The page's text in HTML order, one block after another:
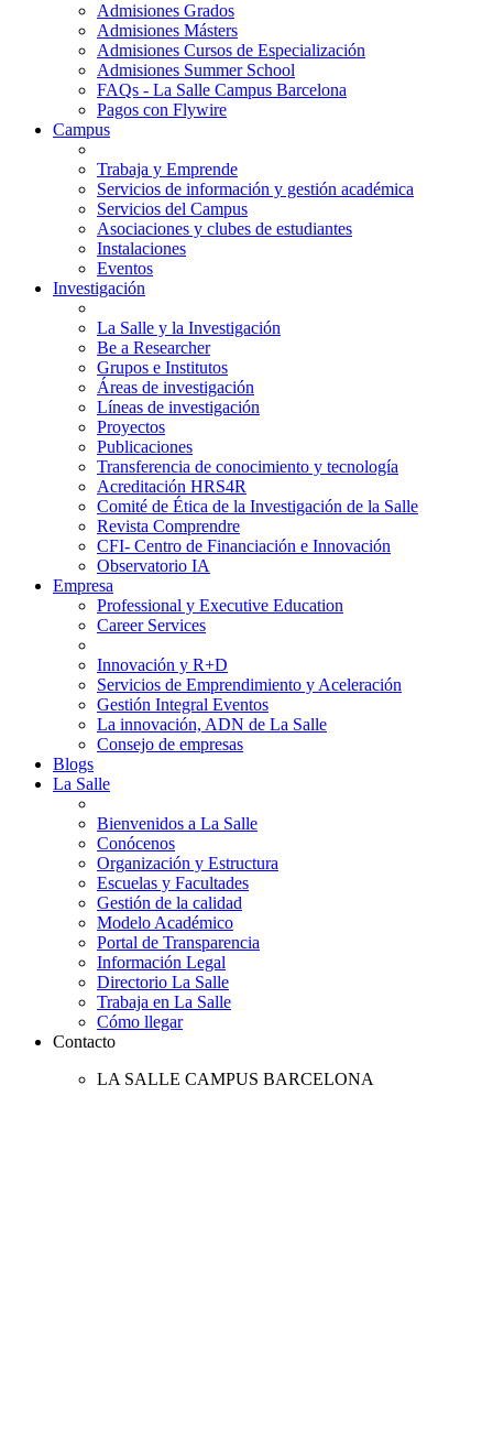
Admisiones Grados
Admisiones Másters
Admisiones Cursos de Especialización
Admisiones Summer School
FAQs - La Salle Campus Barcelona
Pagos con Flywire
Campus
Trabaja y Emprende
Servicios de información y gestión académica
Servicios del Campus
Asociaciones y clubes de estudiantes
Instalaciones
Eventos
Investigación
La Salle y la Investigación
Be a Researcher
Grupos e Institutos
Áreas de investigación
Líneas de investigación
Proyectos
Publicaciones
Transferencia de conocimiento y tecnología
Acreditación HRS4R
Comité de Ética de la Investigación de la Salle
Revista Comprendre
CFI- Centro de Financiación e Innovación
Observatorio IA
Empresa
Professional y Executive Education
Career Services
Innovación y R+D
Servicios de Emprendimiento y Aceleración
Gestión Integral Eventos
La innovación, ADN de La Salle
Consejo de empresas
Blogs
La Salle
Bienvenidos a La Salle
Conócenos
Organización y Estructura
Escuelas y Facultades
Gestión de la calidad
Modelo Académico
Portal de Transparencia
Información Legal
Directorio La Salle
Trabaja en La Salle
Cómo llegar
Contacto
LA SALLE CAMPUS BARCELONA